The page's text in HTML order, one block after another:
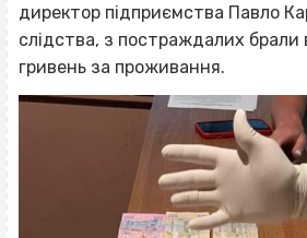
директор підприємства Павло
слідства, з постраждалих брали
гривень за проживання.